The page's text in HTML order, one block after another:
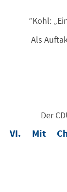
Kohl:
Als
Der
VI. Mit